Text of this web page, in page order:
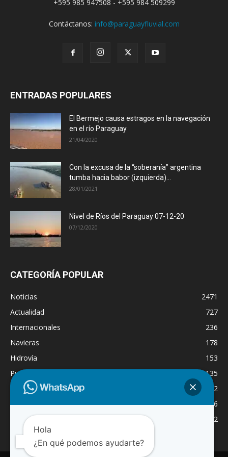
+595 985 947508 - +595 984 509299
Contáctanos: info@paraguayfluvial.com
ENTRADAS POPULARES
El Bermejo causa estragos en la navegación
en el río Paraguay
21/04/2020
Con la excusa de la “soberanía” argentina
tumba hacia babor (izquierda)...
28/01/2021
Nivel de Ríos del Paraguay 07-12-20
07/12/2020
CATEGORÍA POPULAR
Noticias
2471
Actualidad
727
Internacionales
236
Navieras
178
Hidrovía
153
Puertos
135
Economía
132
Nacionales
126
Dragado
122
Hola
¿En qué podemos ayudarte?